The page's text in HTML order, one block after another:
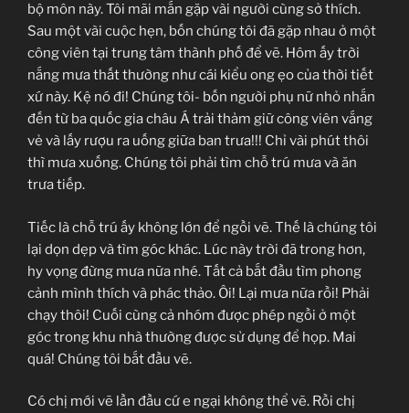
bộ môn này. Tôi mãi mắn gặp vài người cùng sở thích.
Sau một vài cuộc hẹn, bốn chúng tôi đã gặp nhau ở một
công viên tại trung tâm thành phố để vẽ. Hôm ấy trời
nắng mưa thất thường như cái kiểu ong ẹo của thời tiết
xứ này. Kệ nó đi! Chúng tôi- bốn người phụ nữ nhỏ nhắn
đến từ ba quốc gia châu Á trải thảm giữ công viên vắng
vẻ và lấy rượu ra uống giữa ban trưa!!! Chỉ vài phút thôi
thì mưa xuống. Chúng tôi phải tìm chỗ trú mưa và ăn
trưa tiếp.
Tiếc là chỗ trú ấy không lớn để ngồi vẽ. Thế là chúng tôi
lại dọn dẹp và tìm góc khác. Lúc này trời đã trong hơn,
hy vọng đừng mưa nữa nhé. Tất cả bắt đầu tìm phong
cảnh mình thích và phác thảo. Ôi! Lại mưa nữa rồi! Phải
chạy thôi! Cuối cùng cả nhóm được phép ngồi ở một
góc trong khu nhà thường được sử dụng để họp. Mai
quá! Chúng tôi bắt đầu vẽ.
Có chị mới vẽ lần đầu cứ e ngại không thể vẽ. Rồi chị